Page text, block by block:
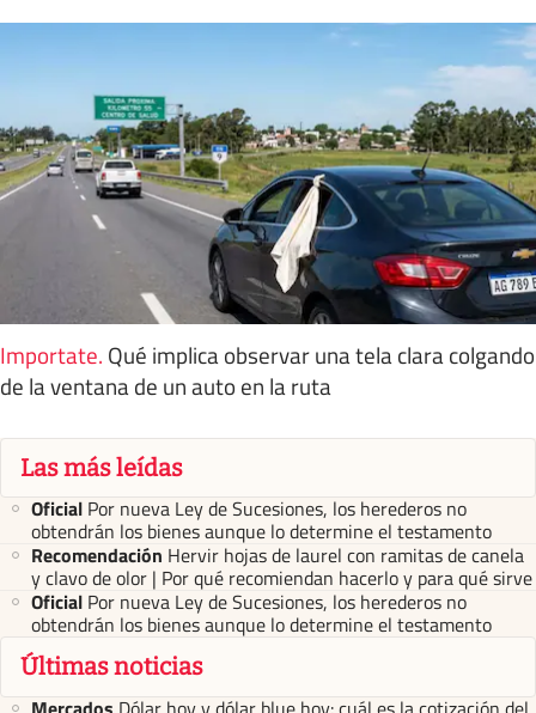
Importate. Qué implica observar una tela clara colgando
de la ventana de un auto en la ruta
Las más leídas
Oficial Por nueva Ley de Sucesiones, los herederos no
obtendrán los bienes aunque lo determine el testamento
Recomendación Hervir hojas de laurel con ramitas de canela
y clavo de olor | Por qué recomiendan hacerlo y para qué sirve
Oficial Por nueva Ley de Sucesiones, los herederos no
obtendrán los bienes aunque lo determine el testamento
Últimas noticias